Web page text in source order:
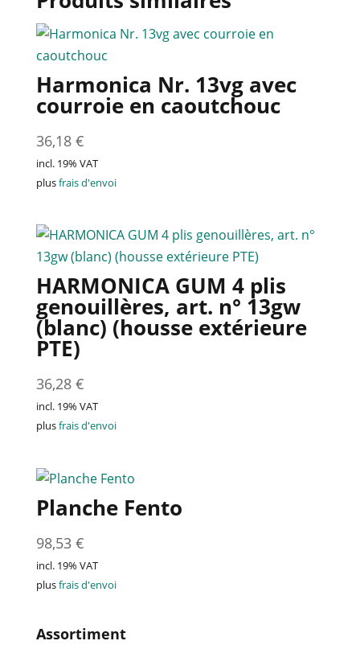
Harmonica Nr. 13vg avec
courroie en caoutchouc
36,18 €
incl. 19% VAT
plusfrais d'envoi
HARMONICA GUM 4 plis
genouillères, art. n° 13gw
(blanc) (housse extérieure
PTE)
36,28 €
incl. 19% VAT
plusfrais d'envoi
Planche Fento
98,53 €
incl. 19% VAT
plusfrais d'envoi
Assortiment